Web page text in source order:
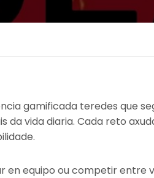
gamificada teredes que
da vida diaria. Cada reto
en equipo ou competir entre